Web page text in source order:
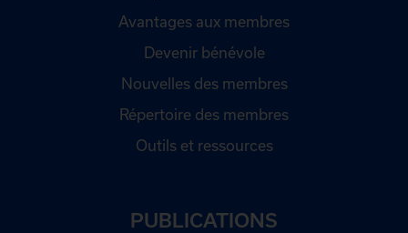
Avantages aux membres
Devenir bénévole
Nouvelles des membres
Répertoire des membres
Outils et ressources
PUBLICATIONS